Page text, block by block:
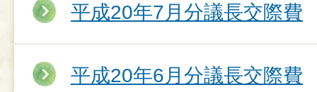
平成20年7月分議長交際費
平成20年6月分議長交際費